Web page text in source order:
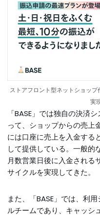
ストアフロント型ネットショッ
実
「BASE」では独自の決済
って、ショップからの売上
には口座に売上を入金する
して提供している。一般的
月数営業日後に入金される
サイクルを実現してきた。
また、「BASE」では、利
ルチームであり、キャッシ